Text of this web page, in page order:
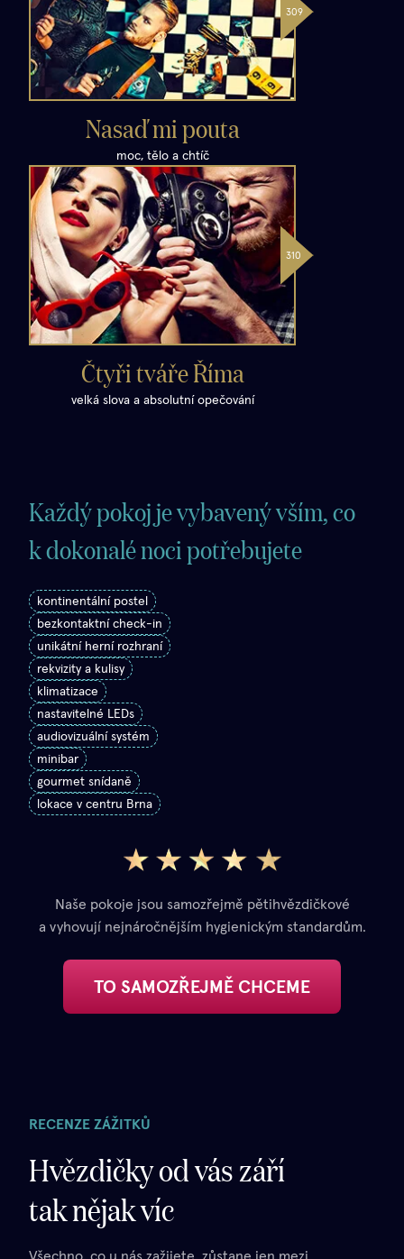
Nasaď mi pouta
moc, tělo a chtíč
Čtyři tváře Říma
velká slova a absolutní opečování
Každý pokoj je vybavený vším, co
k dokonalé noci potřebujete
kontinentální postel
bezkontaktní check-in
unikátní herní rozhraní
rekvizity a kulisy
klimatizace
nastavitelné LEDs
audiovizuální systém
minibar
gourmet snídaně
lokace v centru Brna
Naše pokoje jsou samozřejmě pětihvězdičkové
a vyhovují nejnáročnějším hygienickým standardům.
TO SAMOZŘEJMĚ CHCEME
RECENZE ZÁŽITKŮ
Hvězdičky od vás září
tak nějak víc